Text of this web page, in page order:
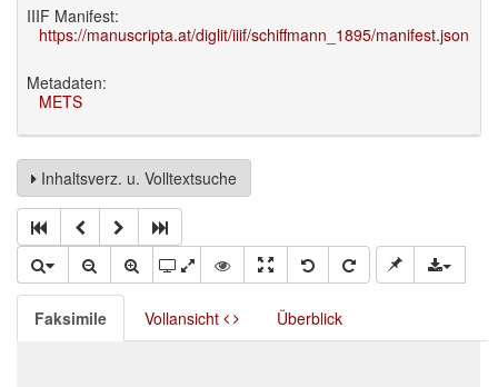
IIIF Manifest:
https://manuscripta.at/diglit/iiif/schiffmann_1895/manifest.json
Metadaten:
METS
Inhaltsverz. u. Volltextsuche
Faksimile Vollansicht Überblick